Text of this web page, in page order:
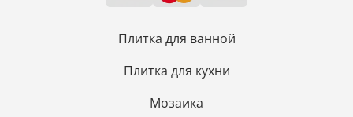
Плитка для ванной
Плитка для кухни
Мозаика